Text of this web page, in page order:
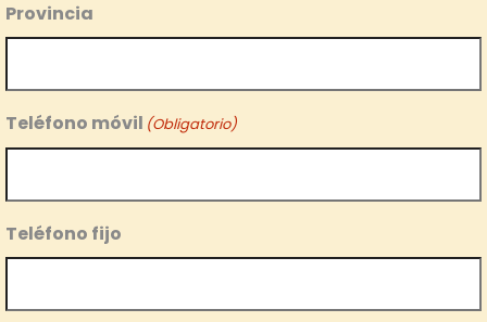
Provincia
Teléfono móvil (Obligatorio)
Teléfono fijo